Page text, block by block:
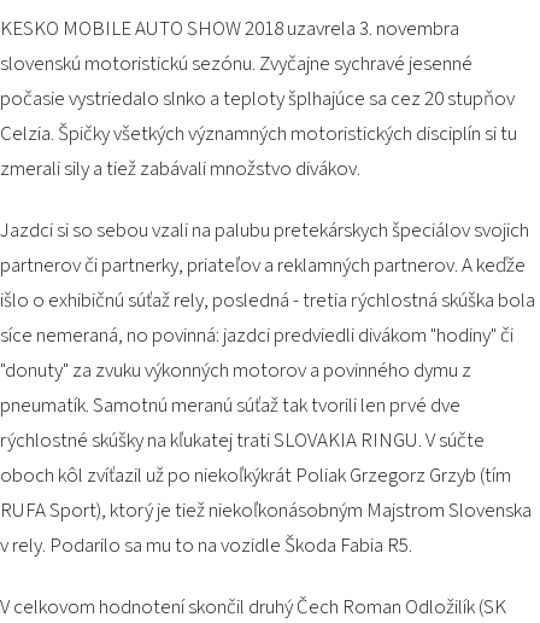
EN
MAPA STRÁNKY
E-SHOP A VSTUPENKY
PRE FIRMY
KESKO MOBILE AUTO SHOW 2018 uzavrela 3. novembra
slovenskú motoristickú sezónu. Zvyčajne sychravé jesenné
počasie vystriedalo slnko a teploty šplhajúce sa cez 20 stupňov
Celzia. Špičky všetkých významných motoristických disciplín si tu
zmerali sily a tiež zabávali množstvo divákov.
Jazdci si so sebou vzali na palubu pretekárskych špeciálov svojich
partnerov či partnerky, priateľov a reklamných partnerov. A keďže
išlo o exhibičnú súťaž rely, posledná - tretia rýchlostná skúška bola
síce nemeraná, no povinná: jazdci predviedli divákom "hodiny" či
"donuty" za zvuku výkonných motorov a povinného dymu z
pneumatík. Samotnú meranú súťaž tak tvorili len prvé dve
rýchlostné skúšky na kľukatej trati SLOVAKIA RINGU. V súčte
oboch kôl zvíťazil už po niekoľkýkrát Poliak Grzegorz Grzyb (tím
RUFA Sport), ktorý je tiež niekoľkonásobným Majstrom Slovenska
v rely. Podarilo sa mu to na vozidle Škoda Fabia R5.
V celkovom hodnotení skončil druhý Čech Roman Odložilík (SK